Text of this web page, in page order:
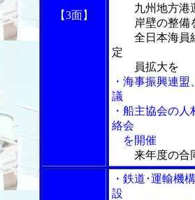
【3面】
九州地方港運
岸壁の整備
全日本海員組
定
員拡大を
・海事振興連
議
・船主協会の
絡会
を開催
来年度の合
・鉄道･運輸機
設